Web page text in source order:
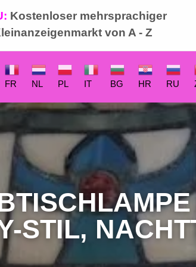
Basar
Kostenloser mehrsprachiger
von A - Z
FR NL PL IT BG HR RU
STIL,